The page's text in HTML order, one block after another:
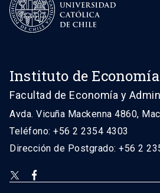
Instituto de Economía
Facultad de Economía y
Avda. Vicuña Mackenna 4860,
Teléfono: +56 2 2354 4303
Dirección de Postgrado: +56 2